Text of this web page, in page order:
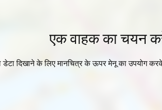
एक वाहक का चयन
डेटा दिखाने के लिए मानचित्र के ऊपर मेनू का उपयोग